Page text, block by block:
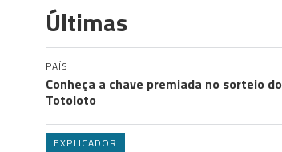
Últimas
PAÍS
Conheça a chave premiada no sorteio do
Totoloto
EXPLICADOR